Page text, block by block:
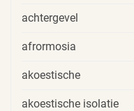
achtergevel
afrormosia
akoestische
akoestische isolatie